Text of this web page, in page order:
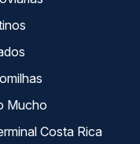
Mucho
La terminal Costa Rica